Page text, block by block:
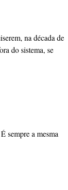
na década de
do sistema, se
sempre a mesma